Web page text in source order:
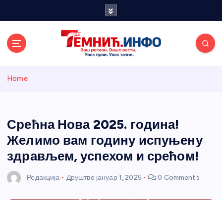
и портал
Home
Срећна Нова 2025. година!
Желимо вам годину испуњену
здрављем, успехом и срећом!
Редакција Друштво јануар 1, 2025 0 Comments